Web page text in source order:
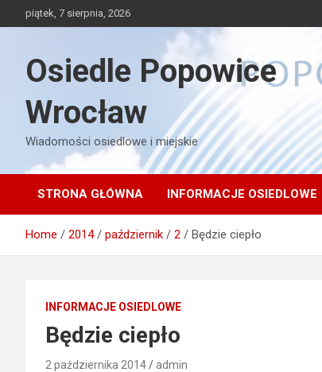
to
piątek, 7 sierpnia, 2026
Osiedle Popowice
Wrocław
Wiadomości osiedlowe i miejskie
STRONA GŁÓWNA INFORMACJE OSIEDLOWE
Home 2014 październik 2 Będzie ciepło
INFORMACJE OSIEDLOWE
Będzie ciepło
2 października 2014 admin